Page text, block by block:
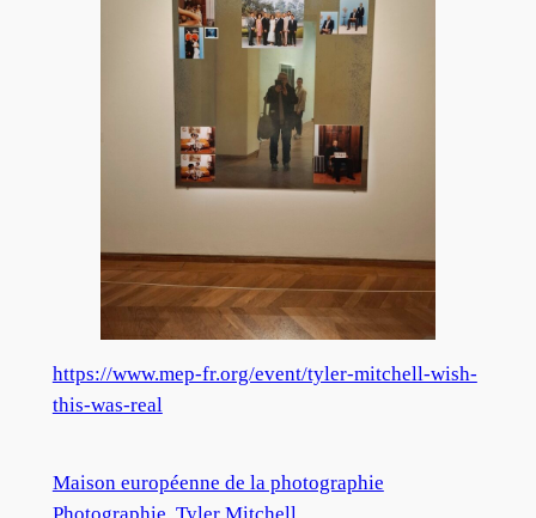
https://www.mep-fr.org/event/tyler-mitchell-wish-
this-was-real
Maison européenne de la photographie